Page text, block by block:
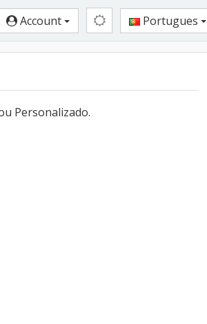
Account Portugues
Personalizado.